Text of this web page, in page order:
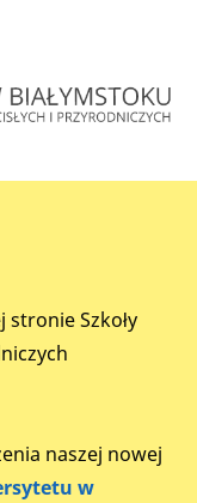
Szkoły
naszej nowej
w